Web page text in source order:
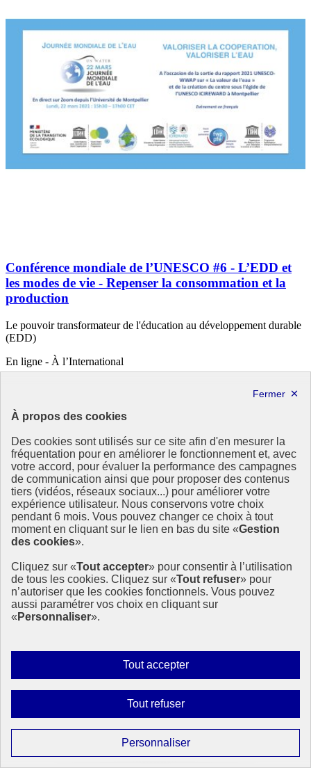
À propos des cookies
Des cookies sont utilisés sur ce site afin d'en mesurer la
fréquentation pour en améliorer le fonctionnement et, avec
votre accord, pour évaluer la performance des campagnes
de communication ainsi que pour proposer des contenus
tiers (vidéos, réseaux sociaux...) pour améliorer votre
expérience utilisateur. Nous conservons votre choix
pendant 6 mois. Vous pouvez changer ce choix à tout
moment en cliquant sur le lien en bas du site «Gestion
des cookies».
Cliquez sur «Tout accepter» pour consentir à l’utilisation
de tous les cookies. Cliquez sur «Tout refuser» pour
n’autoriser que les cookies fonctionnels. Vous pouvez
aussi paramétrer vos choix en cliquant sur
« Personnaliser».
Tout accepterAutoriser
tous
Tout refuserInterdire
tous
PersonnaliserParamétrer
les
Conférence mondiale de l’UNESCO #6 - L’EDD et
les modes de vie - Repenser la consommation et la
production
Le pouvoir transformateur de l'éducation au développement durable
(EDD)
En ligne - À l’International
Forum régional pour le développement durable